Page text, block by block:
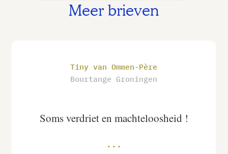
Meer brieven
Tiny van Ommen-Père
Bourtange Groningen
Soms verdriet en machteloosheid !